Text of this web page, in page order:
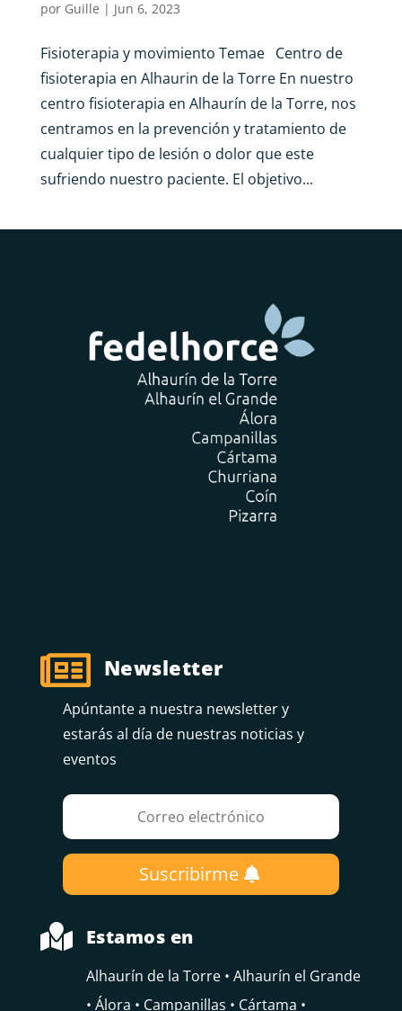
por Guille | Jun 6, 2023
Fisioterapia y movimiento Temae Centro de
fisioterapia en Alhaurin de la Torre En nuestro
centro fisioterapia en Alhaurín de la Torre, nos
centramos en la prevención y tratamiento de
cualquier tipo de lesión o dolor que este
sufriendo nuestro paciente. El objetivo...
 Newsletter
Apúntante a nuestra newsletter y
estarás al día de nuestras noticias y
eventos
Suscribirme
 Estamos en
Alhaurín de la Torre • Alhaurín el Grande
• Álora • Campanillas • Cártama •